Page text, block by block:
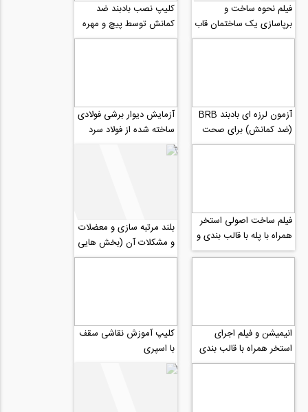
فیلم نحوه ساخت و
برپاسازی یک ساختمان قاب
فولادی سبم LSF دو طبقه
کلیپ نصب بادبند ضد
کمانش توسط پیچ و مهره
در لس آنجلس
آزمون لرزه ای بادبند BRB
(ضد کمانش) برای صحت
سنجی عملکرد
آزمایش دیوار برشی فولادی
ساخته شده از فولاد سرد
نورد شده CFS
فیلم ساخت اصولی استخر
همراه با پله با قالب بندی و
بتن ریزی
بلند مرتبه سازی و معضلات
و مشکلات آن (بخش هایی
از مصاحبه رادیو808 با
انیمیشن و فیلم اجرای
استخر همراه با قالب بندی
و آرماتورگذاری
کلیپ آموزش نقاشی سقف
با اسپری